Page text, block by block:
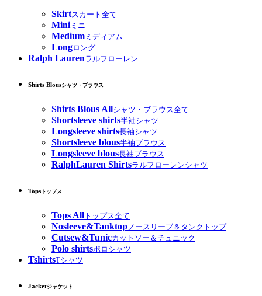
Skirtスカート全て
Miniミニ
Medium ミディアム
Longロング
Ralph Laurenラルフローレン
Shirts Blousシャツ・ブラウス
Shirts Blous Allシャツ・ブラウス全て
Shortsleeve shirts半袖シャツ
Longsleeve shirts長袖シャツ
Shortsleeve blous半袖ブラウス
Longsleeve blous長袖ブラウス
RalphLauren Shirtsラルフローレンシャツ
Tops トップス
Tops All トップス全て
Nosleeve&Tanktopノースリーブ＆タンクトップ
Cutsew&Tunicカットソー＆チュニック
Polo shirtsポロシャツ
TshirtsTシャツ
Jacketジャケット